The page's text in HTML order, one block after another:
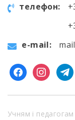
телефон:
e-mail:
facebookinstagram
Учням і педагогам